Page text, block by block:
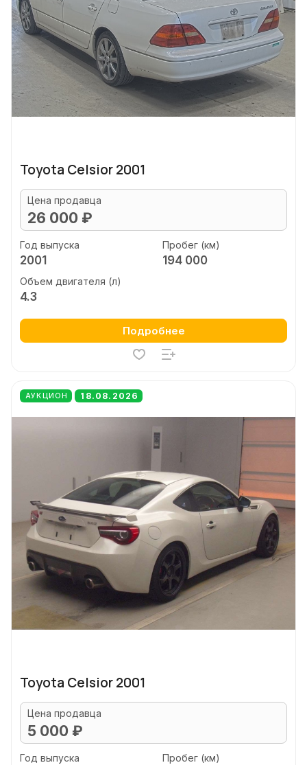
Toyota Celsior 2001
Цена продавца
26 000 ₽
Год выпуска
2001
Пробег (км)
194 000
Объем двигателя (л)
4.3
Подробнее
АУКЦИОН 18.08.2026
Toyota Celsior 2001
Цена продавца
5 000 ₽
Год выпуска Пробег (км)